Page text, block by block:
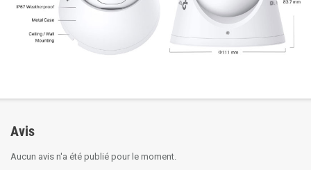
Avis
Aucun avis n'a été publié pour le moment.